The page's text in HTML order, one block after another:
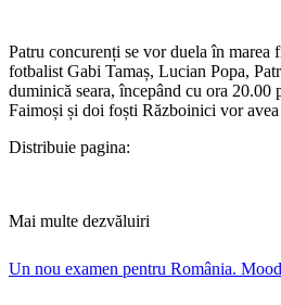
Patru concurenți se vor duela în marea
fotbalist Gabi Tamaș, Lucian Popa,
duminică seara, începând cu ora
Faimoși și doi foști Războinici vor
Distribuie pagina:
Mai multe dezvăluiri
Un nou examen pentru România.